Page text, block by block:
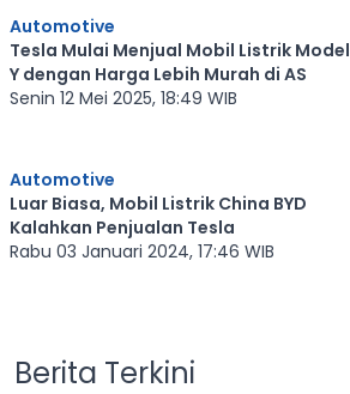
Automotive
Tesla Mulai Menjual Mobil Listrik Model
Y dengan Harga Lebih Murah di AS
Senin 12 Mei 2025, 18:49 WIB
Automotive
Luar Biasa, Mobil Listrik China BYD
Kalahkan Penjualan Tesla
Rabu 03 Januari 2024, 17:46 WIB
Berita Terkini